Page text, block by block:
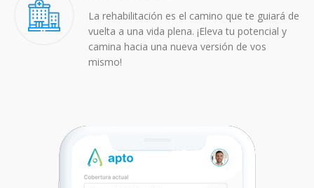
La rehabilitación es el camino que te guiará de
vuelta a una vida plena. ¡Eleva tu potencial y
camina hacia una nueva versión de vos
mismo!